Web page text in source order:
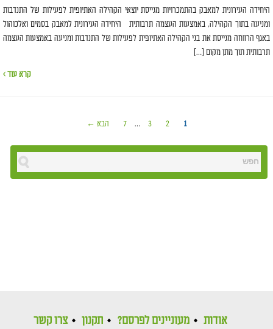
היחידה העירונית למאבק בהתמכרויות מגייסת יוצאי הקהילה האתיופית לפעילות של התנדבות
ומניעה בתוך הקהילה, באמצעות העצמה תרבותית היחידה העירונית למאבק בסמים ואלכוהול
באגף הרווחה מגייסת את בני הקהילה האתיופית לפעילות של התנדבות ומניעה באמצעות העצמה
תרבותית תוך מתן מקום […]
קרא עוד ›
1
2
3
…
7 הבא ←
אודות מעוניינים לפרסם? תקנון צרו קשר